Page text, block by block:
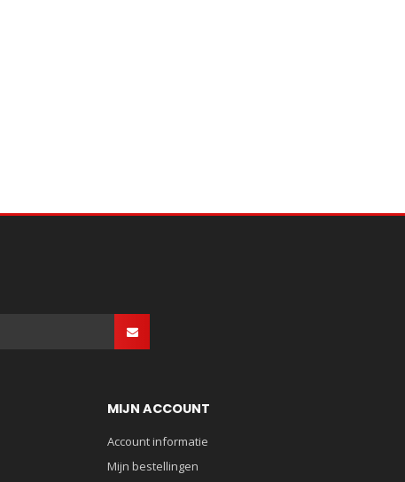
MIJN ACCOUNT
Account informatie
Mijn bestellingen